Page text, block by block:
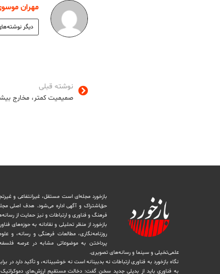
مهران
دیگر
نوشته قبلی
صمیمیت کمتر، مخارج
بازخورد مجله‌ای است مستقل، غیرانتفاعی و
حق‌اشتراک و آگهی اداره می‌شود. ‏هدف اصلی
فرهنگ و فناوری و ارتباطات و نیز حمایت از
بازخورد از منظر تحلیلی و نقادانه به حوزه‌های
روزنامه‌نگاری، ‏مطالعات فرهنگی و رسانه، و علوم
پرداختن به موضوعاتی مشابه در عرصه
علمی‌تخیلی و سینما و رسانه‌های تصویری.
نگاه بازخورد به فناوری ارتباطات نه بدبینانه است نه خوشبینانه، و تأکید دارد ‏در
به فناوری باید از بدیلی جدید سخن گفت: دخالت مستقیم ارزش‌های دموکراتیک